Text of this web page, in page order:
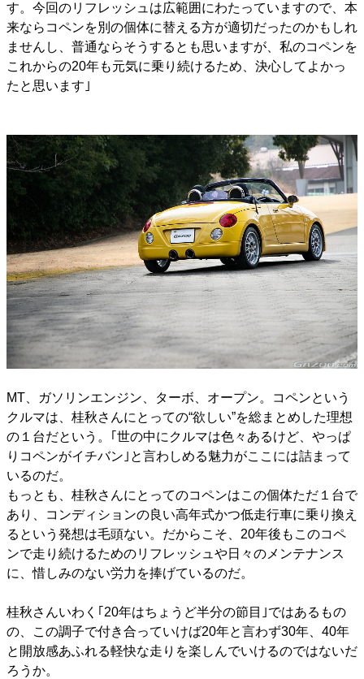
す。今回のリフレッシュは広範囲にわたっていますので、本
来ならコペンを別の個体に替える方が適切だったのかもしれ
ませんし、普通ならそうするとも思いますが、私のコペンを
これからの20年も元気に乗り続けるため、決心してよかっ
たと思います｣
MT、ガソリンエンジン、ターボ、オープン。コペンという
クルマは、桂秋さんにとっての“欲しい”を総まとめした理想
の１台だという。｢世の中にクルマは色々あるけど、やっぱ
りコペンがイチバン｣と言わしめる魅力がここには詰まって
いるのだ。
もっとも、桂秋さんにとってのコペンはこの個体ただ１台で
あり、コンディションの良い高年式かつ低走行車に乗り換え
るという発想は毛頭ない。だからこそ、20年後もこのコペ
ンで走り続けるためのリフレッシュや日々のメンテナンス
に、惜しみのない労力を捧げているのだ。
桂秋さんいわく｢20年はちょうど半分の節目｣ではあるもの
の、この調子で付き合っていけば20年と言わず30年、40年
と開放感あふれる軽快な走りを楽しんでいけるのではないだ
ろうか。